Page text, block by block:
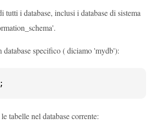
tutti i database, inclusi i database di sistema
database specifico ( diciamo 'mydb'):
tabelle nel database corrente: